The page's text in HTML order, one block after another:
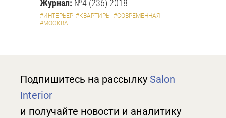
Журнал: №4 (236) 2018
#ИНТЕРЬЕР #КВАРТИРЫ #СОВРЕМЕННАЯ
#МОСКВА
Подпишитесь на рассылку Salon
Interior
и получайте новости и аналитику